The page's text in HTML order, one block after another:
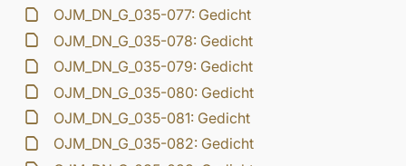
OJM_DN_G_035-077: Gedicht
OJM_DN_G_035-078: Gedicht
OJM_DN_G_035-079: Gedicht
OJM_DN_G_035-080: Gedicht
OJM_DN_G_035-081: Gedicht
OJM_DN_G_035-082: Gedicht